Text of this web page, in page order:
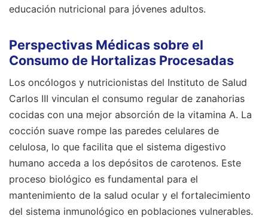
educación nutricional para jóvenes adultos.
Perspectivas Médicas sobre el
Consumo de Hortalizas Procesadas
Los oncólogos y nutricionistas del Instituto de Salud
Carlos III vinculan el consumo regular de zanahorias
cocidas con una mejor absorción de la vitamina A. La
cocción suave rompe las paredes celulares de
celulosa, lo que facilita que el sistema digestivo
humano acceda a los depósitos de carotenos. Este
proceso biológico es fundamental para el
mantenimiento de la salud ocular y el fortalecimiento
del sistema inmunológico en poblaciones vulnerables.